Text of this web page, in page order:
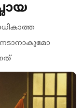
നേടാനാകുമോ